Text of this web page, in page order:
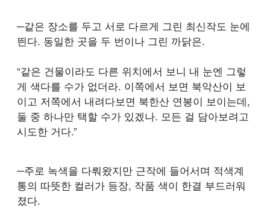
─같은 장소를 두고 서로 다르게 그린 최신작도 눈에
띈다. 동일한 곳을 두 번이나 그린 까닭은.
“같은 건물이라도 다른 위치에서 보니 내 눈엔 그렇
게 색다를 수가 없더라. 이쪽에서 보면 북악산이 보
이고 저쪽에서 내려다보면 북한산 연봉이 보이는데,
둘 중 하나만 택할 수가 있겠나. 모든 걸 담아보려고
시도한 거다.”
─주로 녹색을 다뤄왔지만 근작에 들어서며 적색계
통의 따뜻한 컬러가 등장, 작품 색이 한결 부드러워
졌다.